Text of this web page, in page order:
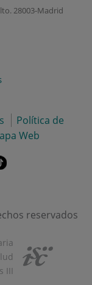
28003-Madrid
Política de
Web
Enlace
externa.reservados
III